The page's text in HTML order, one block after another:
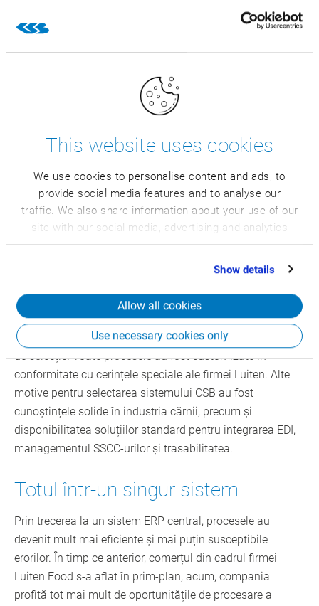
This website uses cookies
We use cookies to personalise content and ads, to
provide social media features and to analyse our
traffic. We also share information about your use of our
site with our social media, advertising and analytics
partners who may combine it with other information
that you’ve provided to them or that they’ve collected
Show details
Allow all cookies
Use necessary cookies only
Această creștere nu ar fi fost
partea CSB."
Roald Heinsbroek
Director financiar
clară
Luiten Food lucrează cu CSB-System din 2012.
Configurarea inițială a fost realizată de către o echipă
consultanților CSB. Echipa a avut o viziune încă de la
limitarea propriei flexibilități a companiei.
Flexibilitatea sistemului a fost decisivă pentru procedura
de selecție. Toate procesele au fost customizate în
conformitate cu cerințele speciale ale firmei Luiten. Alte
motive pentru selectarea sistemului CSB au fost
cunoștințele solide în industria cărnii, precum și
disponibilitatea soluțiilor standard pentru integrarea EDI,
managementul SSCC-urilor și trasabilitatea.
Totul într-un singur sistem
Prin trecerea la un sistem ERP central, procesele au
devenit mult mai eficiente și mai puțin susceptibile
erorilor. În timp ce anterior, comerțul din cadrul firmei
Luiten Food s-a aflat în prim-plan, acum, compania
profită tot mai mult de oportunitățile de procesare a